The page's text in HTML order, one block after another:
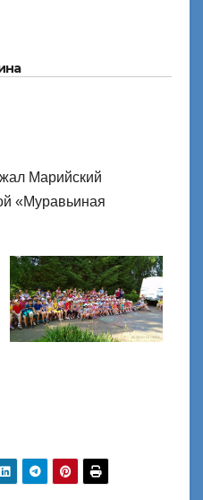
Марийский
«Муравьиная